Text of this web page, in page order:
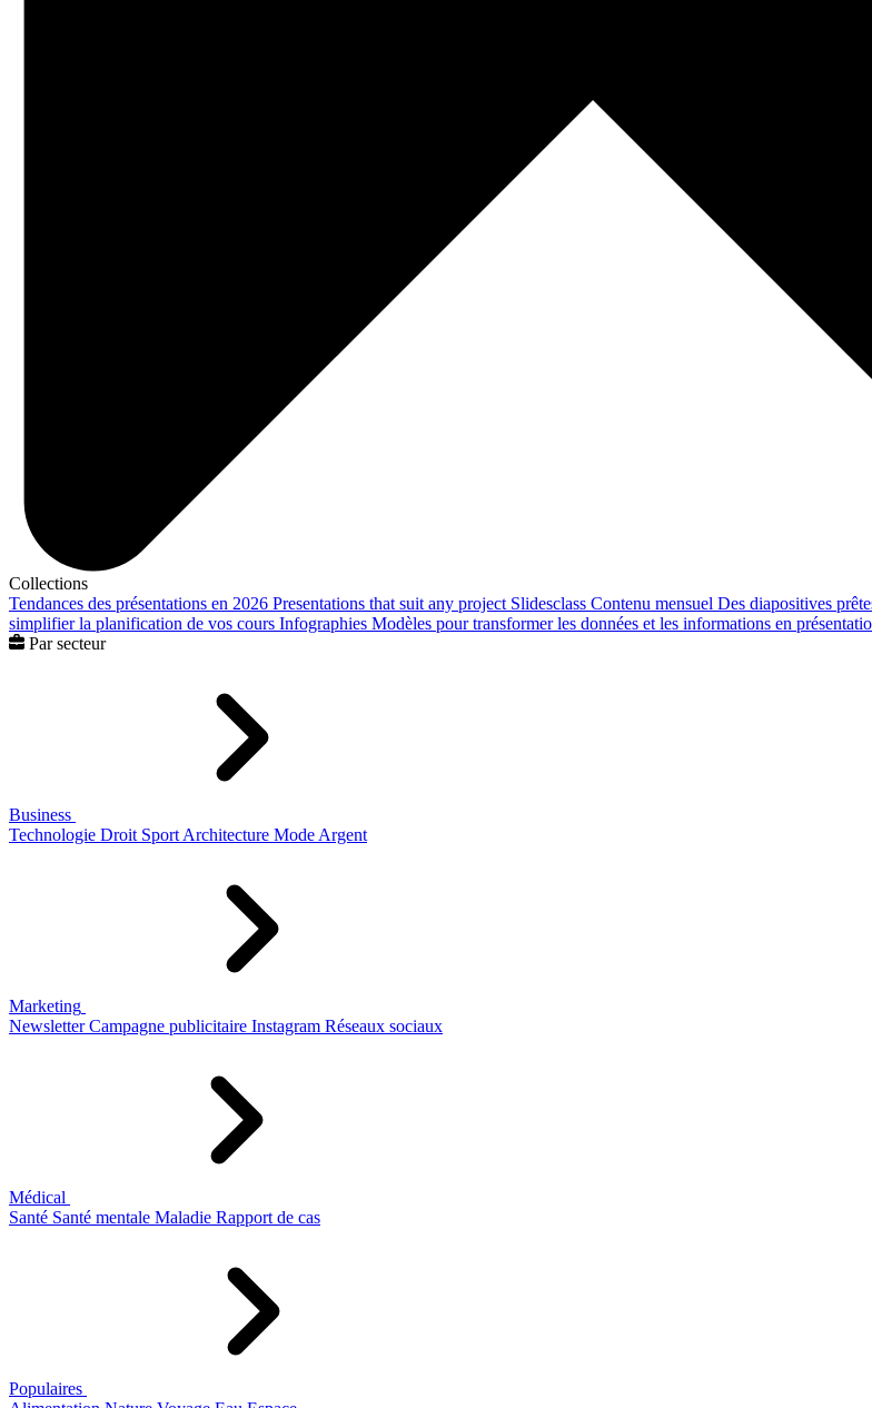
Collections
Tendances des présentations en 2026 Presentations that suit any project Slidesclass Contenu mensuel Des diapositives
simplifier la planification de vos cours Infographies Modèles pour transformer les données et les informations en
Par secteur
Business
Technologie Droit Sport Architecture Mode Argent
Marketing
Newsletter Campagne publicitaire Instagram Réseaux sociaux
Médical
Santé Santé mentale Maladie Rapport de cas
Populaires